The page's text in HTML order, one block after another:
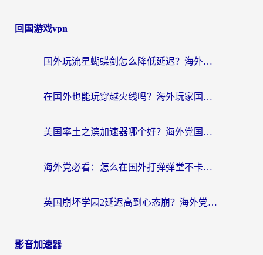
回国游戏vpn
国外玩流星蝴蝶剑怎么降低延迟？海外党必看的加速秘籍（含欧洲鸣潮&彩虹岛优化攻略）
在国外也能玩穿越火线吗？海外玩家国服游戏畅玩终极指南
美国率土之滨加速器哪个好？海外党国服游戏畅玩终极指南（附多游戏解决方案）
海外党必看：怎么在国外打弹弹堂不卡？番茄加速器亲测指南
英国崩坏学园2延迟高到心态崩？海外党国服游戏加速终极指南
影音加速器